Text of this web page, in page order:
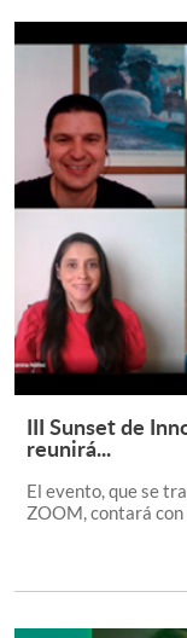
III Sunset de
reunirá...
El evento, que se
ZOOM, contará